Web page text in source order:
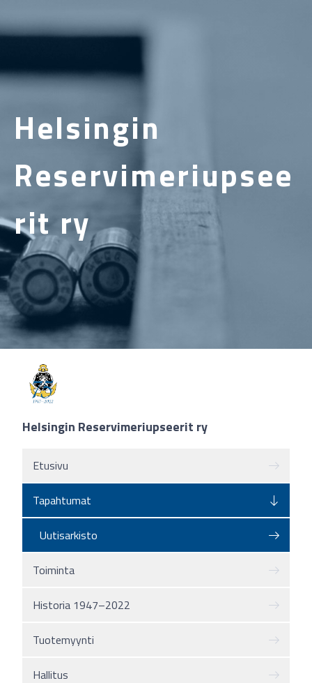
Helsingin
Reservimeriupsee
rit ry
Helsingin Reservimeriupseerit ry
Etusivu
Tapahtumat
Uutisarkisto
Toiminta
Historia 1947–2022
Tuotemyynti
Hallitus